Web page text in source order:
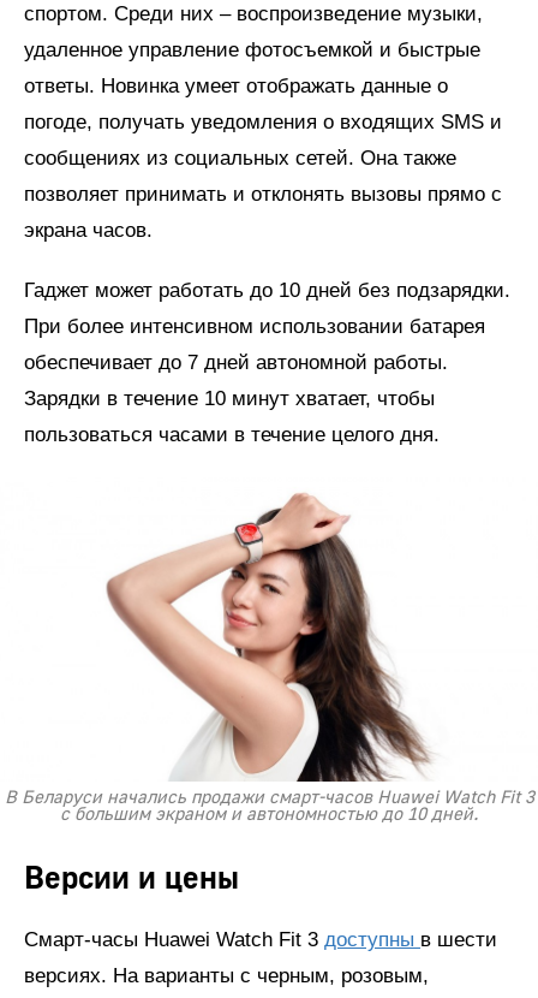
спортом. Среди них – воспроизведение музыки,
удаленное управление фотосъемкой и быстрые
ответы. Новинка умеет отображать данные о
погоде, получать уведомления о входящих SMS и
сообщениях из социальных сетей. Она также
позволяет принимать и отклонять вызовы прямо с
экрана часов.
Гаджет может работать до 10 дней без подзарядки.
При более интенсивном использовании батарея
обеспечивает до 7 дней автономной работы.
Зарядки в течение 10 минут хватает, чтобы
пользоваться часами в течение целого дня.
В Беларуси начались продажи смарт-часов Huawei Watch Fit 3
с большим экраном и автономностью до 10 дней.
Версии и цены
Смарт-часы Huawei Watch Fit 3 доступны в шести
версиях. На варианты с черным, розовым,